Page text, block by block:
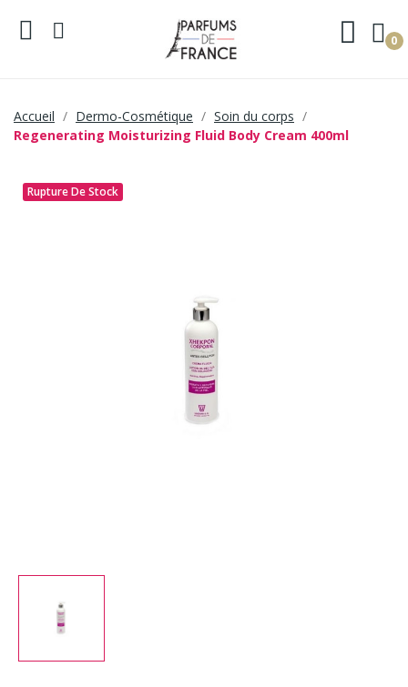
0
Accueil Dermo-Cosmétique
Soin du corps
Regenerating Moisturizing Fluid Body Cream 400ml
Rupture De Stock